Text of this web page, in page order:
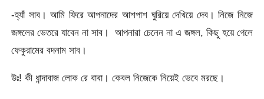
-হ্যাঁ সাব। আমি ফিরে আপনাদের আশপাশ ঘুরিয়ে দেখিয়ে দেব। নিজে নিজে
জঙ্গলের ভেতরে যাবেন না সাব। আপনারা চেনেন না এ জঙ্গল, কিছু হয়ে গেলে
ফেকুরামের বদনাম সাব।
উঃ! কী ধান্দাবাজ লোক রে বাবা। কেবল নিজেকে নিয়েই ভেবে মরছে।